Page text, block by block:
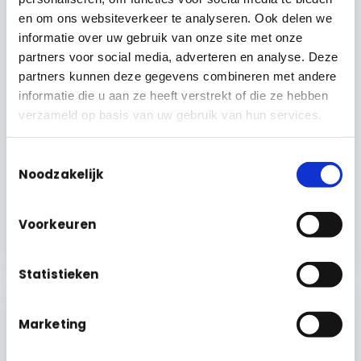
en om ons websiteverkeer te analyseren. Ook delen we
informatie over uw gebruik van onze site met onze
partners voor social media, adverteren en analyse. Deze
partners kunnen deze gegevens combineren met andere
informatie die u aan ze heeft verstrekt of die ze hebben
verzameld op basis van uw gebruik van hun services.
Noodzakelijk
Voorkeuren
Statistieken
Marketing
samenwerking aan